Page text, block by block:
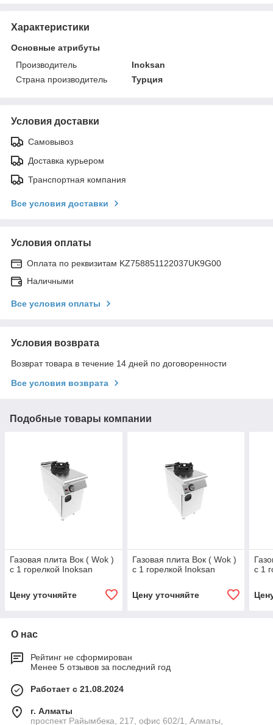
Характеристики
Основные атрибуты
Производитель
Inoksan
Страна производитель
Турция
Условия доставки
Самовывоз
Доставка курьером
Транспортная компания
Все условия доставки
Условия оплаты
Оплата по реквизитам KZ758851122037UK9G00
Наличными
Все условия оплаты
Условия возврата
Возврат товара в течение 14 дней по договоренности
Все условия возврата
Подобные товары компании
Газовая плита Вок ( Wok )
c 1 горелкой Inoksan
Цену уточняйте
Газовая плита Вок ( Wok )
c 1 горелкой Inoksan
Цену уточняйте
c 1
О нас
Рейтинг не сформирован
Менее 5 отзывов за последний год
Работает с 21.08.2024
г. Алматы
проспект Райымбека, 217, офис 602/1, Алматы,